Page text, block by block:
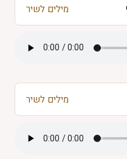
מילים לשיר
מילים לשיר